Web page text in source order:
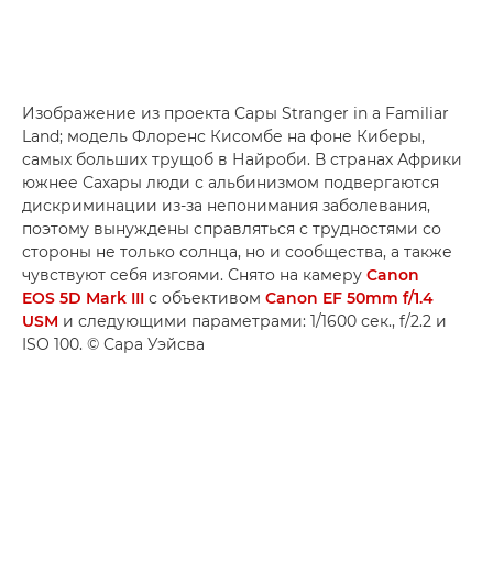
Изображение из проекта Сары Stranger in a Familiar
Land; модель Флоренс Кисомбе на фоне Киберы,
самых больших трущоб в Найроби. В странах Африки
южнее Сахары люди с альбинизмом подвергаются
дискриминации из-за непонимания заболевания,
поэтому вынуждены справляться с трудностями со
стороны не только солнца, но и сообщества, а также
чувствуют себя изгоями. Снято на камеру Canon
EOS 5D Mark III с объективом Canon EF 50mm f/1.4
USM и следующими параметрами: 1/1600 сек., f/2.2 и
ISO 100. © Сара Уэйсва